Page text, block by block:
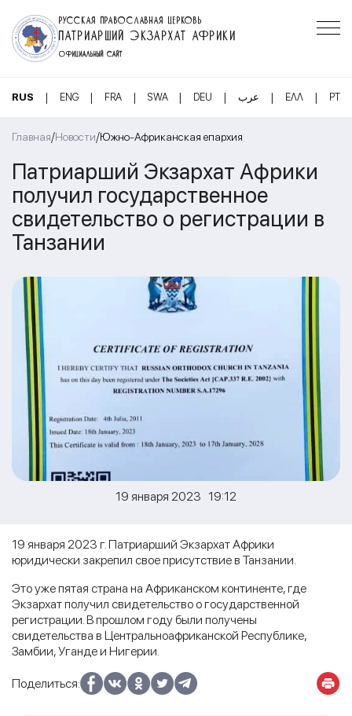
РУССКАЯ ПРАВОСЛАВНАЯ ЦЕРКОВЬ
ПАТРИАРШИЙ ЭКЗАРХАТ АФРИКИ
ОФИЦИАЛЬНЫЙ САЙТ
RUS | ENG | FRA | SWA | DEU | عرب | ΕΛΛ | PT
Главная/Новости/Южно-Африканская епархия
Патриарший Экзархат Африки
получил государственное
свидетельство о регистрации в
Танзании
19 января 2023 19:12
19 января 2023 г. Патриарший Экзархат Африки
юридически закрепил свое присутствие в Танзании.
Это уже пятая страна на Африканском континенте, где
Экзархат получил свидетельство о государственной
регистрации. В прошлом году были получены
свидетельства в Центральноафриканской Республике,
Замбии, Уганде и Нигерии.
Поделиться: